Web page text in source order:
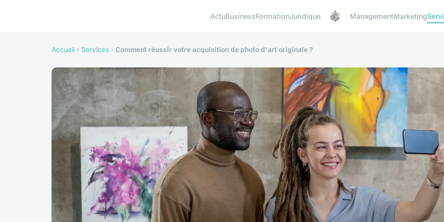
ActuBusinessFormationJuridique ManagementMarketing
Accueil › Services › Comment réussir votre acquisition de photo d'art originale ?